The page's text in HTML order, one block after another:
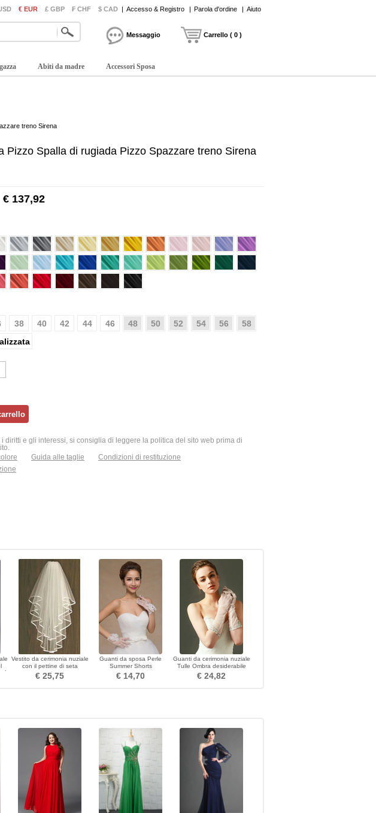
€ EUR £ GBP ₣ CHF $ CAD | Accesso & Registro | Parola d'ordine | Aiuto
Messaggio Carrello ( 0 )
Abiti da madre Accessori Sposa
treno Sirena
Pizzo Spalla di rugiada Pizzo Spazzare treno Sirena
€ 137,92
38 40 42 44 46 48 50 52 54 56
58
diritti e gli interessi, si consiglia di leggere la politica del sito web prima di
Guida alle taglie
Condizioni di restituzione
Vestito da cerimonia nuziale
con il pettine di seta
Dramatic Ivory Tiers Spring
€ 25,75
Guanti da sposa Perle
Summer Shorts
Decorazione sottile bianca
€ 14,70
Guanti da cerimonia nuziale
Tulle Ombra desiderabile
Perla Autunno Dito pieno
€ 24,82